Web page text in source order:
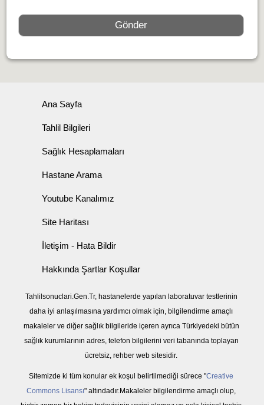
Ana Sayfa
Tahlil Bilgileri
Sağlık Hesaplamaları
Hastane Arama
Youtube Kanalımız
Site Haritası
İletişim - Hata Bildir
Hakkında Şartlar Koşullar
Tahlilsonuclari.Gen.Tr, hastanelerde yapılan laboratuvar testlerinin
daha iyi anlaşılmasına yardımcı olmak için, bilgilendirme amaçlı
makaleler ve diğer sağlık bilgileride içeren ayrıca Türkiyedeki bütün
sağlık kurumlarının adres, telefon bilgilerini veri tabanında toplayan
ücretsiz, rehber web sitesidir.
Sitemizde ki tüm konular ek koşul belirtilmediği sürece "Creative
Commons Lisansı" altındadır.Makaleler bilgilendirme amaçlı olup,